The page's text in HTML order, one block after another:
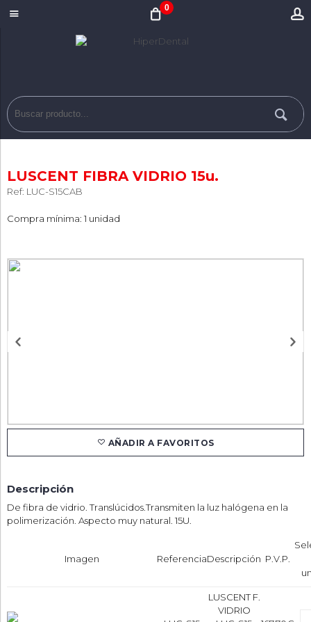
0
LUSCENT FIBRA VIDRIO 15u.
Ref: LUC-S15CAB
Compra mínima: 1 unidad
AÑADIR A FAVORITOS
Descripción
De fibra de vidrio. Translúcidos.Transmiten la luz halógena en la
polimerización. Aspecto muy natural. 15U.
Imagen ReferenciaDescripción P.V.P.
LUSCENT F.
VIDRIO